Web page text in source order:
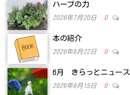
ハーブの力
2026年7月20日 0
本の紹介
2026年6月22日 0
6月 きらっとニュース
2026年6月15日 0